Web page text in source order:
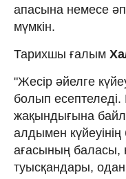
апасына немесе
мүмкін.
Тарихшы ғалым
"Жесір әйелге
болып
жақындығына
алдымен күйеуінің
ағасының баласы,
туысқандары,